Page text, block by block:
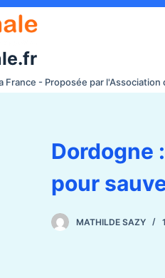
France - Proposée par
Dordogne
pour
MATHILDE SAZY